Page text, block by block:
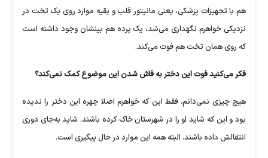
هم با ‏تجهیزات پزشکی، یعنی مانیتور قلب و بقیه موارد روی یک تخت در
نزدیکی خواهرم نگهداری می‌شد، یک پرده هم بینشان وجود داشته است
که روی همان ‏تخت هم فوت می‌کند.
فکر می‌کنید فوت این دختر به فاش شدن این موضوع کمک نمی‌کند؟
هیچ چیزی نمی‌دانم. فقط این‌ که خواهرم اصلا چهره این دختر را ندیده
بود و ‏این‌ که شاید او را در شهرستان خاک کرده باشند. شاید به‌جای دوری
انتقالش داده ‏باشند. البته همه این موارد در حال پیگیری است.